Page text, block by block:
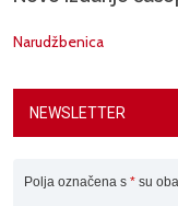
Narudžbenica
NEWSLETTER
Polja označena s * su